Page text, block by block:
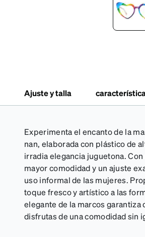
Ajuste y talla
Experimenta el encanto de la
nan, elaborada con plástico de
irradia elegancia juguetona.
mayor comodidad y un ajuste
uso informal de las mujeres.
toque fresco y artístico a las
elegante de la marcos
disfrutas de una comodidad sin